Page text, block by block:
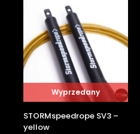
Wyprzedany
STORMspeedrope SV3 –
yellow